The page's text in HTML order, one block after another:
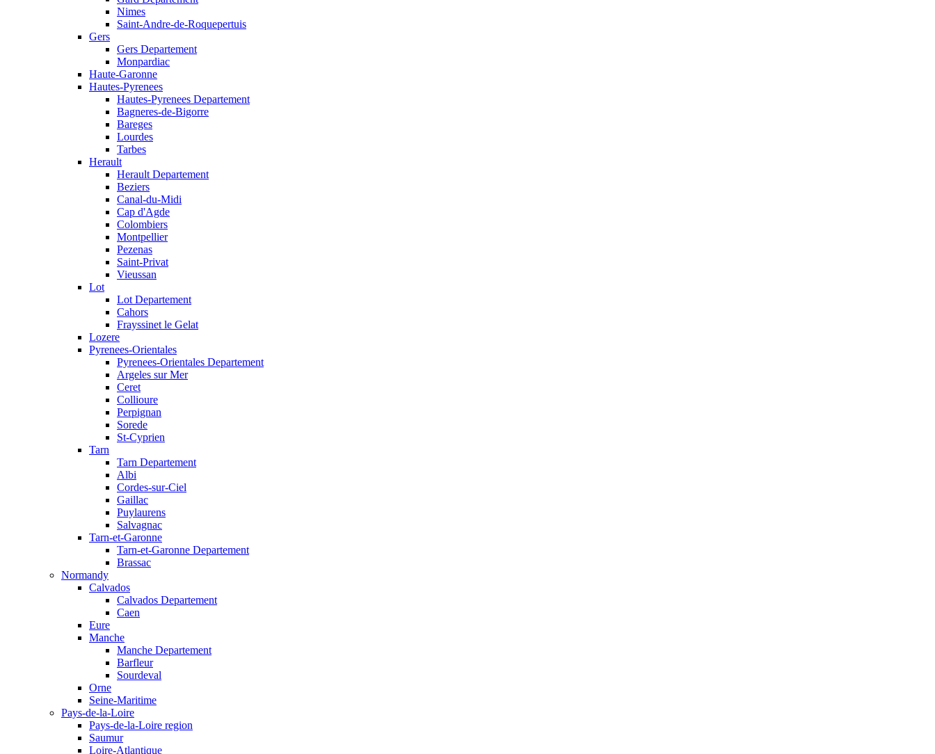
Nimes
Saint-Andre-de-Roquepertuis
Gers
Gers Departement
Monpardiac
Haute-Garonne
Hautes-Pyrenees
Hautes-Pyrenees Departement
Bagneres-de-Bigorre
Bareges
Lourdes
Tarbes
Herault
Herault Departement
Beziers
Canal-du-Midi
Cap d'Agde
Colombiers
Montpellier
Pezenas
Saint-Privat
Vieussan
Lot
Lot Departement
Cahors
Frayssinet le Gelat
Lozere
Pyrenees-Orientales
Pyrenees-Orientales Departement
Argeles sur Mer
Ceret
Collioure
Perpignan
Sorede
St-Cyprien
Tarn
Tarn Departement
Albi
Cordes-sur-Ciel
Gaillac
Puylaurens
Salvagnac
Tarn-et-Garonne
Tarn-et-Garonne Departement
Brassac
Normandy
Calvados
Calvados Departement
Caen
Eure
Manche
Manche Departement
Barfleur
Sourdeval
Orne
Seine-Maritime
Pays-de-la-Loire
Pays-de-la-Loire region
Saumur
Loire-Atlantique